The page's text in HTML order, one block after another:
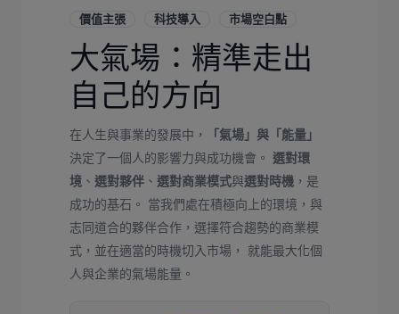
價值主張 科技導入 市場空白點
大氣場：精準走出
自己的方向
在人生與事業的發展中，
「氣場」與「能量」
決定了一個人的影響力與成功機會。 選對環
境 、 選對夥伴 、 選對商業模式與選對時機 ，是
成功的基石。 當我們處在積極向上的環境，與
志同道合的夥伴合作，選擇符合趨勢的商業模
式，並在適當的時機切入市場， 就能最大化個
人與企業的氣場能量。